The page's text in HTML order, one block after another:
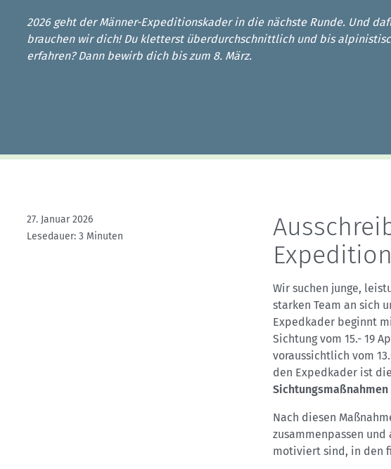
2026 geht der Männer-Expeditionskader in die nächste Runde. Und
brauchen wir dich! Du kletterst überdurchschnittlich und bis
erfahren? Dann bewirb dich bis zum 8. März.
27. Januar 2026
Lesedauer: 3 Minuten
Wir suchen junge,
starken Team an sich
Expedkader beginnt
Sichtung vom 15.- 19
voraussichtlich vom
den Expedkader ist
Nach diesen
zusammenpassen
motiviert sind, in den